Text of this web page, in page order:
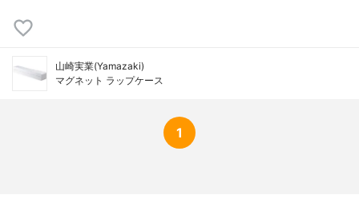
山崎実業(Yamazaki)
マグネット ラップケース
1